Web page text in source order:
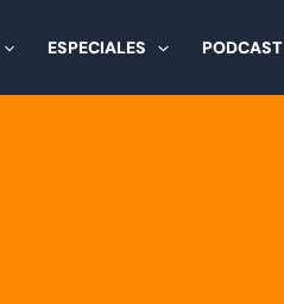
ESPECIALES PODCAST